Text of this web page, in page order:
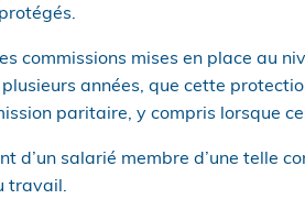
commissions mises en place au
années, que cette
paritaire, y compris lorsque
d’un salarié membre d’une telle
travail.